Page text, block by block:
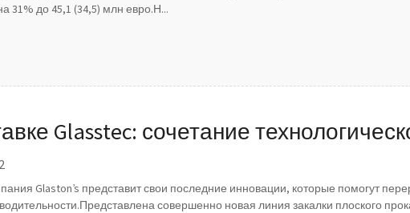
31% до 45,1 (34,5) млн евро.Н...
Glasstec: сочетание
возможностями подключения
Glaston’s представит свои последние инновации, которые помогут
​​совершенно новая линия закалки плоского